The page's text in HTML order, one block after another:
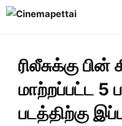
Skip
ரிலீசுக்கு
மாற்றப்பட்ட 5
படத்திற்கு